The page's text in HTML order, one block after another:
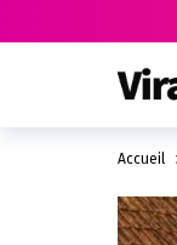
Accueil